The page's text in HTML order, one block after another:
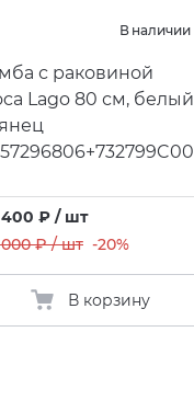
В наличии
с раковиной
Lago 80 см, белый
400 ₽ / шт
000 ₽ / шт -20%
В корзину